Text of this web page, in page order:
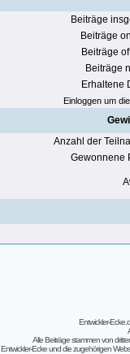
Beiträge
Beiträge
Beiträge
Beiträge
Erhaltene
Einloggen um
Anzahl der
Gewonnene
Entwickler-
Alle Beiträge stammen von
Entwickler-Ecke und die zugehörigen